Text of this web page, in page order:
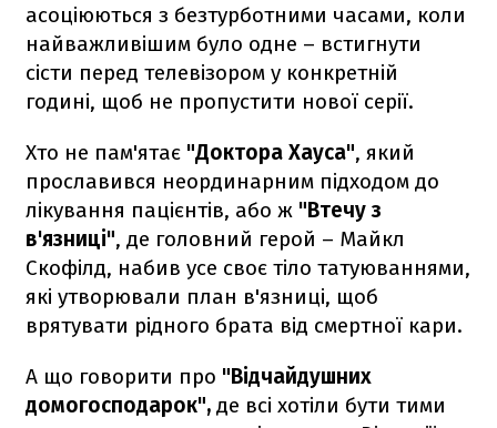
асоціюються з безтурботними часами, коли
найважливішим було одне – встигнути
сісти перед телевізором у конкретній
годині, щоб не пропустити нової серії.
Хто не пам'ятає "Доктора Хауса", який
прославився неординарним підходом до
лікування пацієнтів, або ж "Втечу з
в'язниці", де головний герой – Майкл
Скофілд, набив усе своє тіло татуюваннями,
які утворювали план в'язниці, щоб
врятувати рідного брата від смертної кари.
А що говорити про "Відчайдушних
домогосподарок", де всі хотіли бути тими